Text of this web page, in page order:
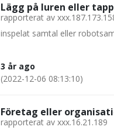
Lägg på luren eller
rapporterat av
inspelat samtal eller
3 år ago
(2022-12-06 08:13:10)
Företag eller
rapporterat av xxx.16.21.189